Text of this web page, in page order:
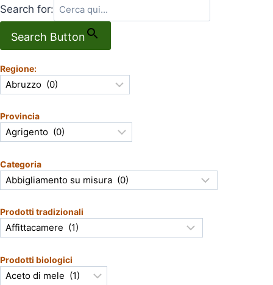
Search for:
Search Button
Regione:
Provincia
Categoria
Prodotti tradizionali
Prodotti biologici